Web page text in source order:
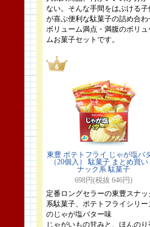
ない。そんな手間をはぶける子
が喜ぶ便利な駄菓子の詰め合わ
ボリューム満点・満腹のボリュ
ムお菓子セットです。
東豊 ポテトフライ じゃが塩バ
（20個入） 駄菓子 まとめ買い
ナック系 駄菓子
698円(税抜 646円)
定番ロングセラーの東豊スナッ
系駄菓子、ポテトフライシリー
のじゃが塩バター味
じゃがいもの甘みと、ほんのり